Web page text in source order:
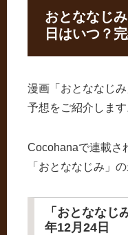
おとななじ
日はいつ？
漫画「おとななじ
予想をご紹介します
Cocohanaで連載さ
「おとななじみ」
「おとななじ
年12月24日